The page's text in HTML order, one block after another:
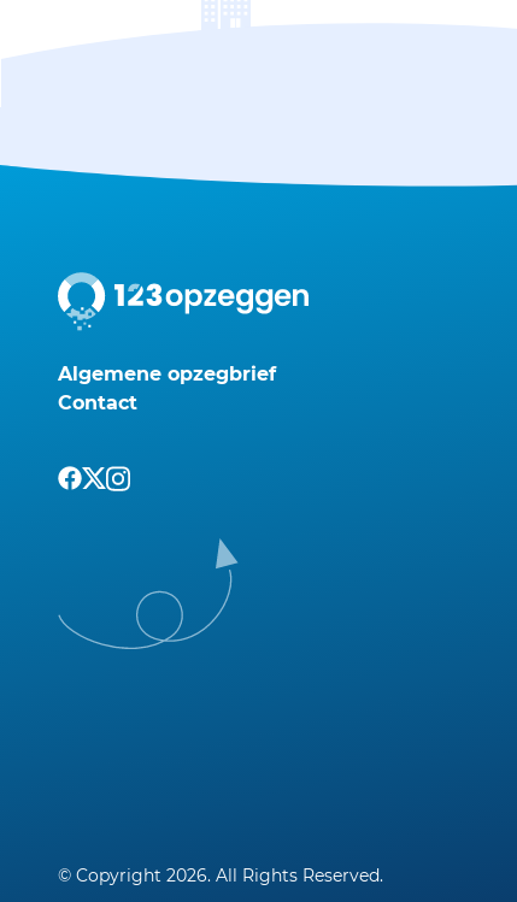
Algemene opzegbrief
Contact
© Copyright 2026. All Rights Reserved.